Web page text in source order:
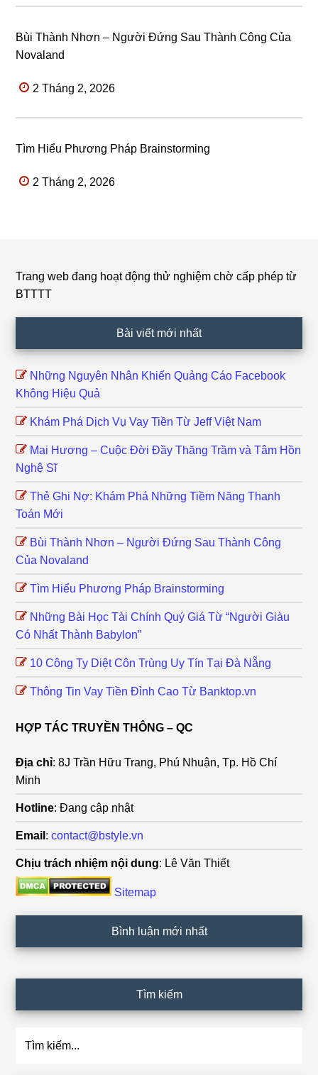
Bùi Thành Nhơn – Người Đứng Sau Thành Công Của
Novaland
2 Tháng 2, 2026
Tìm Hiểu Phương Pháp Brainstorming
2 Tháng 2, 2026
Footer
Trang web đang hoạt động thử nghiệm chờ cấp phép từ
BTTTT
Bài viết mới nhất
Những Nguyên Nhân Khiến Quảng Cáo Facebook
Không Hiệu Quả
Khám Phá Dịch Vụ Vay Tiền Từ Jeff Việt Nam
Mai Hương – Cuộc Đời Đầy Thăng Trầm và Tâm Hồn
Nghệ Sĩ
Thẻ Ghi Nợ: Khám Phá Những Tiềm Năng Thanh
Toán Mới
Bùi Thành Nhơn – Người Đứng Sau Thành Công
Của Novaland
Tìm Hiểu Phương Pháp Brainstorming
Những Bài Học Tài Chính Quý Giá Từ “Người Giàu
Có Nhất Thành Babylon”
10 Công Ty Diệt Côn Trùng Uy Tín Tại Đà Nẵng
Thông Tin Vay Tiền Đỉnh Cao Từ Banktop.vn
HỢP TÁC TRUYỀN THÔNG – QC
Địa chỉ: 8J Trần Hữu Trang, Phú Nhuận, Tp. Hồ Chí
Minh
Hotline: Đang cập nhật
Email :contact@bstyle.vn
Chịu trách nhiệm nội dung: Lê Văn Thiết
Sitemap
Bình luận mới nhất
Tìm kiếm